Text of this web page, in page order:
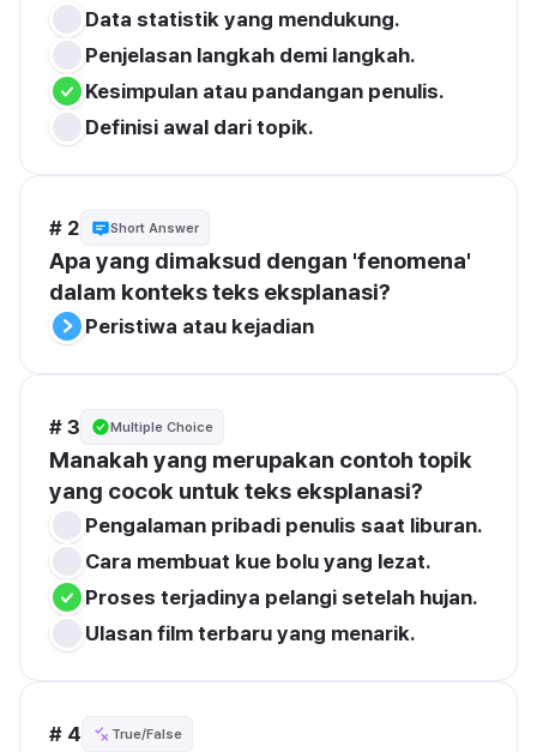
Data statistik yang mendukung.
Penjelasan langkah demi langkah.
Kesimpulan atau pandangan penulis.
Definisi awal dari topik.
# 2 Short Answer
Apa yang dimaksud dengan 'fenomena'
dalam konteks teks eksplanasi?
Peristiwa atau kejadian
# 3 Multiple Choice
Manakah yang merupakan contoh topik
yang cocok untuk teks eksplanasi?
Pengalaman pribadi penulis saat liburan.
Cara membuat kue bolu yang lezat.
Proses terjadinya pelangi setelah hujan.
Ulasan film terbaru yang menarik.
# 4 True/False